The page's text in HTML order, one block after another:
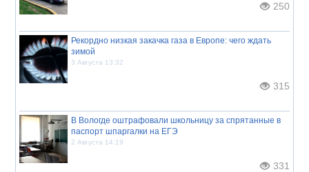
250
Рекордно низкая закачка газа в Европе: чего ждать
зимой
3 Августа 13:32
315
В Вологде оштрафовали школьницу за спрятанные в
паспорт шпаргалки на ЕГЭ
2 Августа 14:19
331